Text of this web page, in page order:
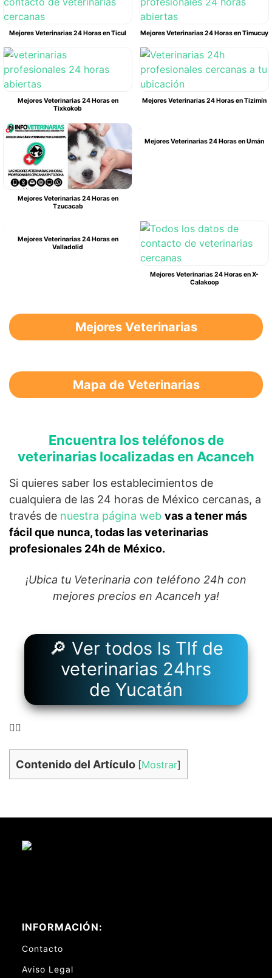
Mejores Veterinarias 24 Horas en Ticul Mejores Veterinarias 24 Horas en Timucuy
Mejores Veterinarias 24 Horas en
Tixkokob
Mejores Veterinarias 24 Horas en Tizimín
Mejores Veterinarias 24 Horas en
Tzucacab
Mejores Veterinarias 24 Horas en Umán
Mejores Veterinarias 24 Horas en
Valladolid
Mejores Veterinarias 24 Horas en X-
Calakoop
Mejores Veterinarias
Mapa de Veterinarias
Encuentra los teléfonos de
veterinarias localizadas en Acanceh
Si quieres saber los establecimientos de
cualquiera de las 24 horas de México cercanas, a
través de nuestra página web vas a tener más
fácil que nunca, todas las veterinarias
profesionales 24h de México.
¡Ubica tu Veterinaria con teléfono 24h con
mejores precios en Acanceh ya!
🔎 Ver todos ls Tlf de
veterinarias 24hrs
de Yucatán
👉🏻
Contenido del Artículo [Mostrar]
INFORMACIÓN:
Contacto
Aviso Legal